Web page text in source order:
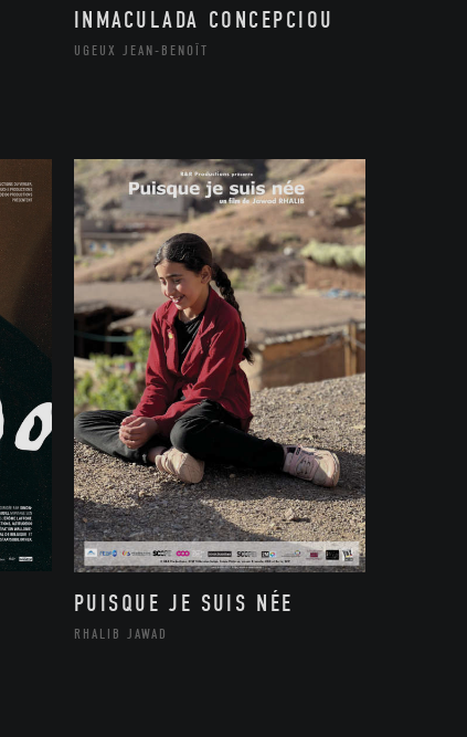
INMACULADA CONCEPCIOU
UGEUX JEAN-BENOÎT
PUISQUE JE SUIS NÉE
RHALIB JAWAD